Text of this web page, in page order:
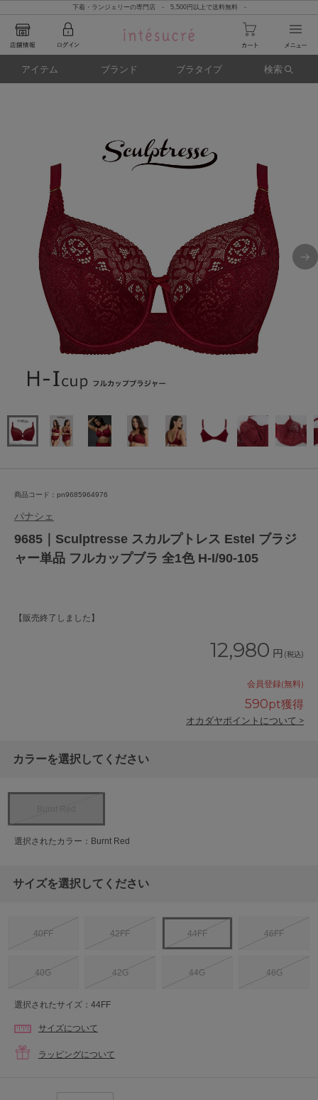
下着・ランジェリーの専門店 - 5,500円以上で送料無料 -
アイテム ブランド ブラタイプ 検索
商品コード：pn9685964976
パナシェ
9685｜Sculptresse スカルプトレス Estel ブラジ
ャー単品 フルカップブラ 全1色 H-I/90-105
【販売終了しました】
12,980 円 (税込)
会員登録(無料)
590pt獲得
オカダヤポイントについて >
カラーを選択してください
選択されたカラー：Burnt Red
サイズを選択してください
40FF 42FF 44FF 46FF
40G 42G 44G 46G
選択されたサイズ：44FF
サイズについて
ラッピングについて